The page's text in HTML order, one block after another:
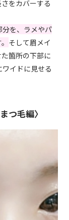
をカバーする
を、ラメやパ
そして眉メイ
箇所の下部に
イドに見せる
つ毛編〉